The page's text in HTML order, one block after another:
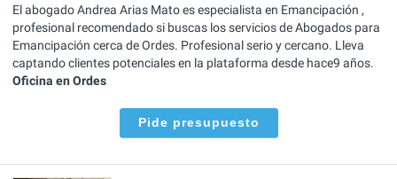
El abogado Andrea Arias Mato es especialista en Emancipación ,
profesional recomendado si buscas los servicios de Abogados para
Emancipación cerca de Ordes. Profesional serio y cercano. Lleva
captando clientes potenciales en la plataforma desde hace9 años.
Oficina en Ordes
Pide presupuesto